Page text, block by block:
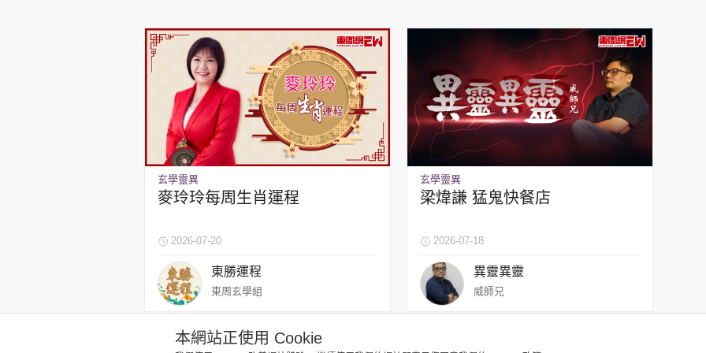
玄學靈異
麥玲玲每周生肖運程
2026-07-20
東勝運程
東周玄學組
玄學靈異
梁煒謙 猛鬼快餐店
2026-07-18
異靈異靈
威師兄
本網站正使用 Cookie